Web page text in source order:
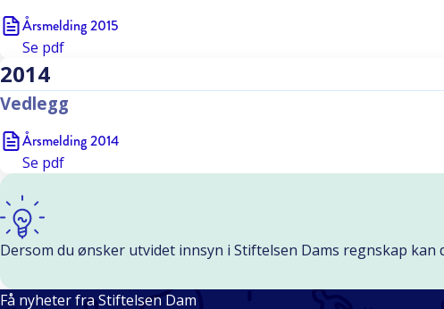
Årsmelding 2015
Se pdf
2014
Vedlegg
Årsmelding 2014
Se pdf
Dersom du ønsker utvidet innsyn i Stiftelsen Dams regnskap
Få nyheter fra Stiftelsen Dam